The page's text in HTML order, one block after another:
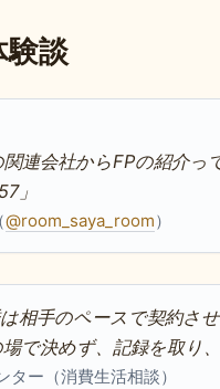
談
連会社からFPの紹介っ
」
@room_saya_room）
は相手のペースで契約さ
で決めず、記録を取り
ター（消費生活相談）